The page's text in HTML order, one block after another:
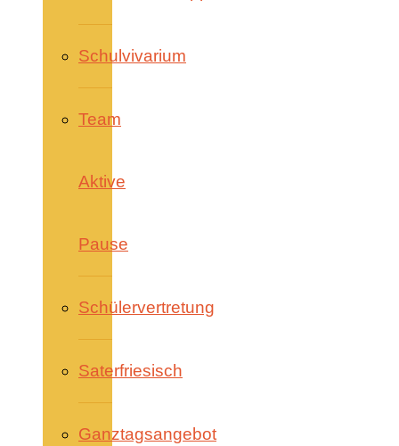
Schulvivarium
Team
Aktive
Pause
Schülervertretung
Saterfriesisch
Ganztagsangebot